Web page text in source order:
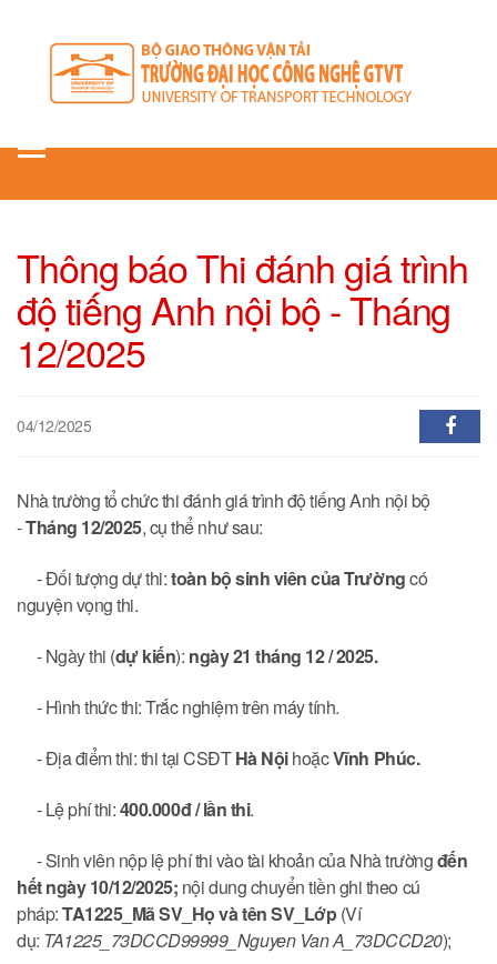
Toggle
Thông báo Thi đánh giá trình
độ tiếng Anh nội bộ - Tháng
12/2025
04/12/2025
Nhà trường tổ chức thi đánh giá trình độ tiếng Anh nội bộ
-Tháng 12/2025, cụ thể như sau:
- Đối tượng dự thi:toàn bộ sinh viên của Trườngcó
nguyện vọng thi.
- Ngày thi (dự kiến): ngày 21 tháng 12 / 2025.
- Hình thức thi: Trắc nghiệm trên máy tính.
- Địa điểm thi: thi tại CSĐTHà NộihoặcVĩnh Phúc.
- Lệ phí thi:400.000đ / lần thi.
- Sinh viên nộp lệ phí thi vào tài khoản của Nhà trườngđến
hết ngày 10/12/2025; nội dung chuyển tiền ghi theo cú
pháp:TA1225_Mã SV_Họ và tên SV_Lớp(Ví
dụ: TA1225_73DCCD99999_Nguyen Van A_73DCCD20);